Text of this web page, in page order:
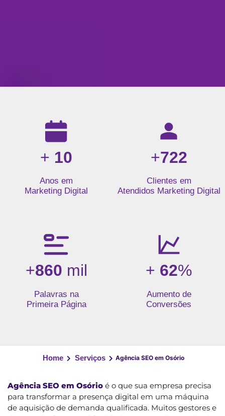
Resultados da nossa agência de marketing digital: mais
+ 10
Anos em
Marketing Digital
+722
Clientes em
Atendidos Marketing Digital
+860 mil
Palavras na
Primeira Página
+ 62%
Aumento de
Conversões
Home Serviços Agência SEO em Osório
Agência SEO em Osório é o que sua empresa precisa
para transformar a presença digital em uma máquina
de aquisição de demanda qualificada. Muitos gestores e